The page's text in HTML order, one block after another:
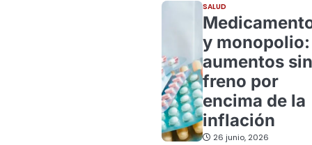
SALUD
y monopolio:
aumentos sin
freno por
encima de la
inflación
26 junio, 2026